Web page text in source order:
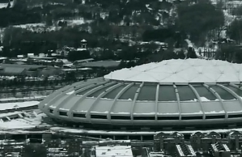
Loaded :
32.80%